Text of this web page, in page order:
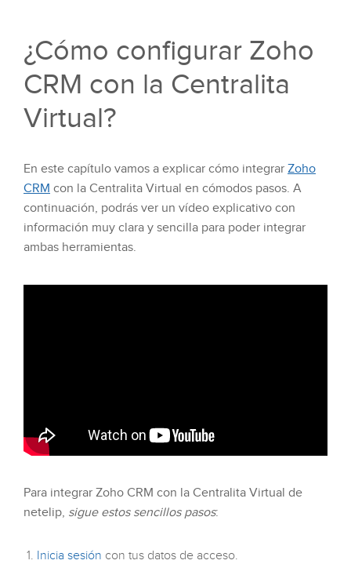
¿Cómo configurar Zoho
CRM con la Centralita
Virtual?
En este capítulo vamos a explicar cómo integrar Zoho
CRM con la Centralita Virtual en cómodos pasos. A
continuación, podrás ver un vídeo explicativo con
información muy clara y sencilla para poder integrar
ambas herramientas.
Para integrar Zoho CRM con la Centralita Virtual de
netelip, sigue estos sencillos pasos:
Inicia sesión con tus datos de acceso.